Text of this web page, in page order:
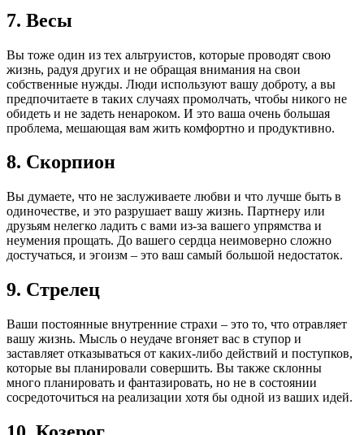
7. Весы
Вы тоже один из тех альтруистов, которые проводят свою
жизнь, радуя других и не обращая внимания на свои
собственные нужды. Люди используют вашу доброту, а вы
предпочитаете в таких случаях промолчать, чтобы никого не
обидеть и не задеть ненароком. И это ваша очень большая
проблема, мешающая вам жить комфортно и продуктивно.
8. Скорпион
Вы думаете, что не заслуживаете любви и что лучше быть в
одиночестве, и это разрушает вашу жизнь. Партнеру или
друзьям нелегко ладить с вами из-за вашего упрямства и
неумения прощать. До вашего сердца неимоверно сложно
достучаться, и эгоизм – это ваш самый большой недостаток.
9. Стрелец
Ваши постоянные внутренние страхи – это то, что отравляет
вашу жизнь. Мысль о неудаче вгоняет вас в ступор и
заставляет отказываться от каких-либо действий и поступков,
которые вы планировали совершить. Вы также склонны
много планировать и фантазировать, но не в состоянии
сосредоточиться на реализации хотя бы одной из ваших идей.